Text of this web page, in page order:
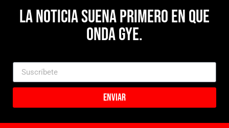
La noticia suena primero en Que
Onda Gye.
Enviar